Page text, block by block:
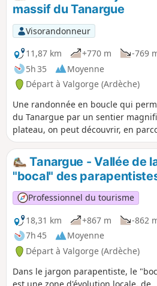
massif du Tanargue
Visorandonneur
11,87 km
+770 m
-769
5h 35
Moyenne
Départ à Valgorge (Ardèche)
Une randonnée en boucle qui
du Tanargue par un sentier
plateau, on peut découvrir, en
crête, des vues superbes sur les
Tanargue - Vallée de
"bocal" des
Professionnel du tourisme
18,31 km
+867 m
-862
7h 45
Moyenne
Départ à Valgorge (Ardèche)
Dans le jargon parapentiste, le